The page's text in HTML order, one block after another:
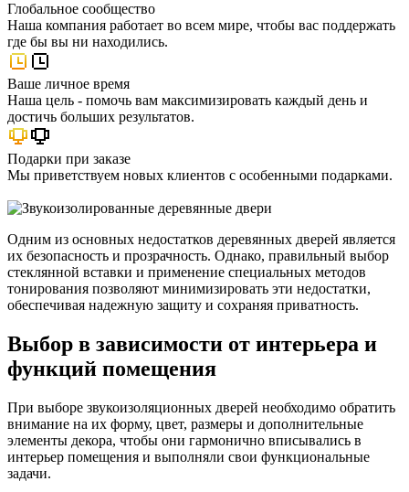
Глобальное сообщество
Наша компания работает во всем мире, чтобы вас поддержать
где бы вы ни находились.
Ваше личное время
Наша цель - помочь вам максимизировать каждый день и
достичь больших результатов.
Подарки при заказе
Мы приветствуем новых клиентов с особенными подарками.
Одним из основных недостатков деревянных дверей является
их безопасность и прозрачность. Однако, правильный выбор
стеклянной вставки и применение специальных методов
тонирования позволяют минимизировать эти недостатки,
обеспечивая надежную защиту и сохраняя приватность.
Выбор в зависимости от интерьера и
функций помещения
При выборе звукоизоляционных дверей необходимо обратить
внимание на их форму, цвет, размеры и дополнительные
элементы декора, чтобы они гармонично вписывались в
интерьер помещения и выполняли свои функциональные
задачи.